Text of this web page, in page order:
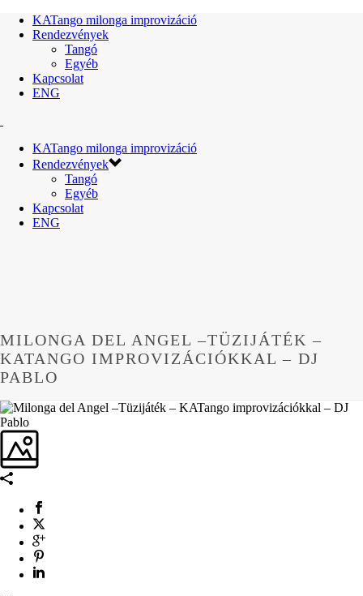
KATango milonga improvizáció
Rendezvények
Tangó
Egyéb
Kapcsolat
ENG
KATango milonga improvizáció
Rendezvények
Tangó
Egyéb
Kapcsolat
ENG
MILONGA DEL ANGEL –TÜZIJÁTÉK –
KATANGO IMPROVIZÁCIÓKKAL – DJ
PABLO